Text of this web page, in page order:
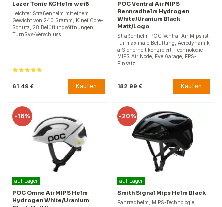
Lazer Tonic KC Helm weiß
Leichter Straßenhelm mit einem
Gewicht von 240 Gramm, KinetiCore-
Schutz, 28 Belüftungsöffnungen,
TurnSys-Verschluss.
61.49 € Kaufen
POC Ventral Air MIPS
Rennradhelm Hydrogen
White/Uranium Black
Matt/Logo
Straßenhelm POC Ventral Air Mips ist
für maximale Belüftung, Aerodynamik
a Sicherheit konzipiert, Technologie
MIPS Air Node, Eye Garage, EPS-
Einsatz.
182.99 € Kaufen
-16%
auf Lager
POC Omne Air MIPS Helm
Hydrogen White/Uranium
-20%
auf Lager
Smith Signal Mips Helm Black
Fahrradhelm, MIPS-Technologie,